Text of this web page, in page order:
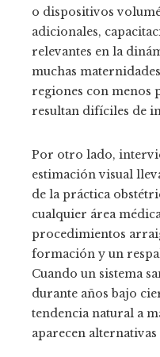
o dispositivos
adicionales,
relevantes en la
muchas
regiones con menos
resultan difíciles de
Por otro lado,
estimación visual
de la práctica
cualquier área
procedimientos
formación y un
Cuando un sistema
durante años bajo
tendencia natural a
aparecen alternativas